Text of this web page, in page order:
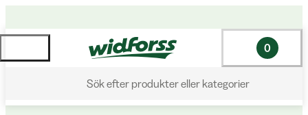
Sök efter produkter eller kategorier
0